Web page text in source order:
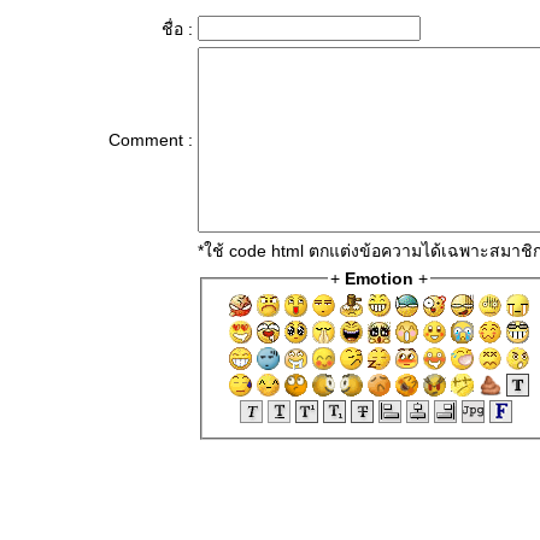
ชื่อ :
Comment :
*ใช้ code html ตกแต่งข้อความได้เฉพาะสมาชิ
+ Emotion +